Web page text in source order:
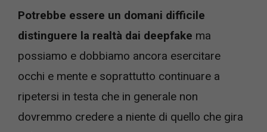
Potrebbe essere un domani difficile
distinguere la realtà dai deepfake ma
possiamo e dobbiamo ancora esercitare
occhi e mente e soprattutto continuare a
ripetersi in testa che in generale non
dovremmo credere a niente di quello che gira